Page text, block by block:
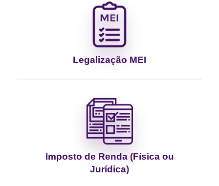
Legalização MEI
Imposto de Renda (Física ou
Jurídica)